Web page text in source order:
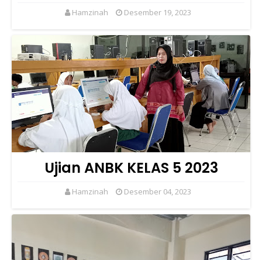
Hamzinah Desember 19, 2023
Ujian ANBK KELAS 5 2023
Hamzinah Desember 04, 2023